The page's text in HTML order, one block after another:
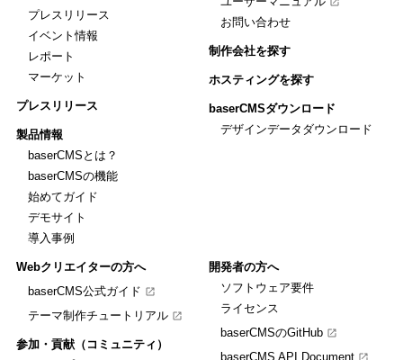
プレスリリース
イベント情報
レポート
マーケット
プレスリリース
製品情報
baserCMSとは？
baserCMSの機能
始めてガイド
デモサイト
導入事例
お問い合わせ
制作会社を探す
ホスティングを探す
baserCMSダウンロード
デザインデータダウンロード
Webクリエイターの方へ
baserCMS公式ガイド
テーマ制作チュートリアル
参加・貢献（コミュニティ）
開発者の方へ
ソフトウェア要件
ライセンス
baserCMSのGitHub
baserCMS API Document